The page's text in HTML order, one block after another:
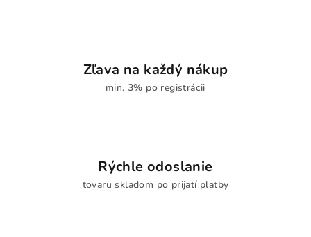
Zľava na každý nákup
min. 3% po registrácii
Rýchle odoslanie
tovaru skladom po prijatí platby